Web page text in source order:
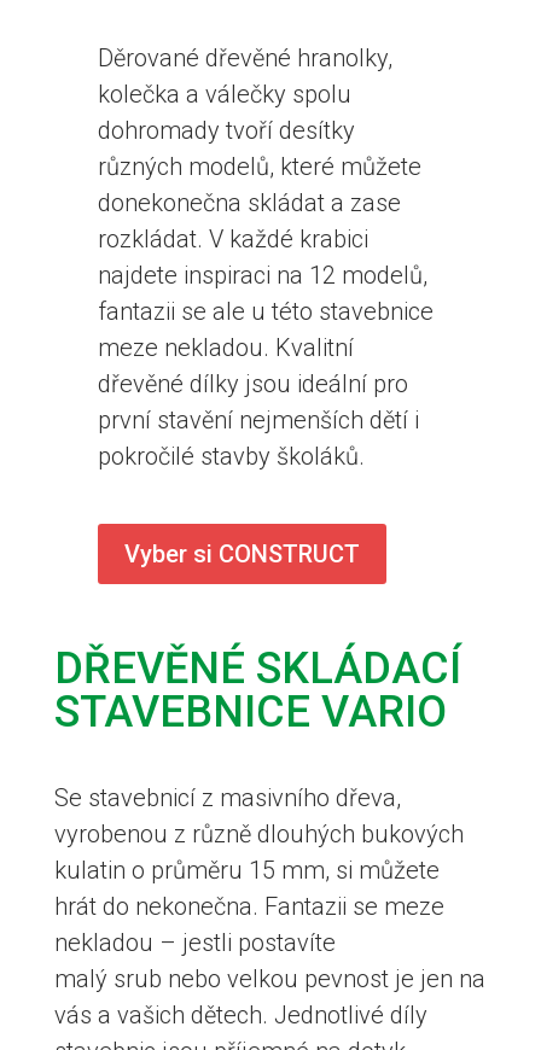
Děrované dřevěné hranolky,
kolečka a válečky spolu
dohromady tvoří desítky
různých modelů, které můžete
donekonečna skládat a zase
rozkládat. V každé krabici
najdete inspiraci na 12 modelů,
fantazii se ale u této stavebnice
meze nekladou. Kvalitní
dřevěné dílky jsou ideální pro
první stavění nejmenších dětí i
pokročilé stavby školáků.
Vyber si CONSTRUCT
DŘEVĚNÉ SKLÁDACÍ
STAVEBNICE VARIO
Se stavebnicí z masivního dřeva,
vyrobenou z různě dlouhých bukových
kulatin o průměru 15 mm, si můžete
hrát do nekonečna. Fantazii se meze
nekladou – jestli postavíte
malý srub nebo velkou pevnost je jen na
vás a vašich dětech. Jednotlivé díly